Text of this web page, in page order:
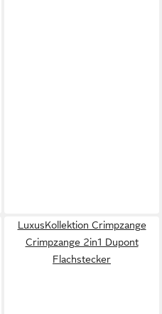
LuxusKollektion Crimpzange
Crimpzange 2in1 Dupont
Flachstecker